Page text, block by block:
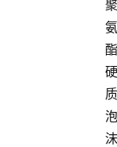
聚
氨
酯
硬
质
泡
沫